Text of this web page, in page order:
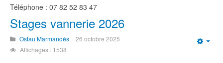
Téléphone : 07 82 52 83 47
Stages vannerie 2026
Ostau Marmandés
26 octobre 2025
Affichages : 1538